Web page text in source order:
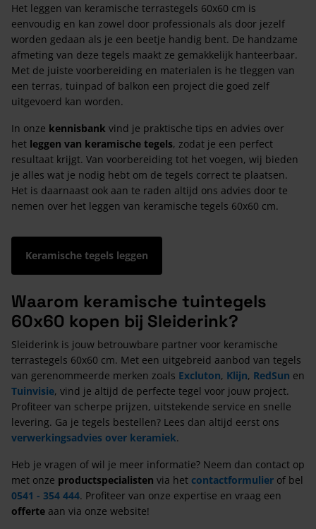
Het leggen van keramische terrastegels 60x60 cm is
eenvoudig en kan zowel door professionals als door jezelf
worden gedaan als je een beetje handig bent. De handzame
afmeting van deze tegels maakt ze gemakkelijk hanteerbaar.
Met de juiste voorbereiding en materialen is he tleggen van
een terras, tuinpad of balkon een project die goed zelf
uitgevoerd kan worden.
In onze kennisbank vind je praktische tips en advies over
het leggen van keramische tegels, zodat je een perfect
resultaat krijgt. Van voorbereiding tot het voegen, wij bieden
je alles wat je nodig hebt om de tegels correct te plaatsen.
Het is daarnaast ook aan te raden altijd ons advies door te
nemen over het leggen van keramische tegels 60x60 cm.
Keramische tegels leggen
Waarom keramische tuintegels
60x60 kopen bij Sleiderink?
Sleiderink is jouw betrouwbare partner voor keramische
terrastegels 60x60 cm. Met een uitgebreid aanbod van tegels
van gerenommeerde merken zoals Excluton, Klijn, RedSun en
Tuinvisie, vind je altijd de perfecte tegel voor jouw project.
Profiteer van scherpe prijzen, uitstekende service en snelle
levering. Ga je tegels bestellen? Lees dan altijd eerst ons
verwerkingsadvies over keramiek.
Heb je vragen of wil je meer informatie? Neem dan contact op
met onze productspecialisten via het contactformulier of bel
0541 - 354 444. Profiteer van onze expertise en vraag een
offerte aan via onze website!